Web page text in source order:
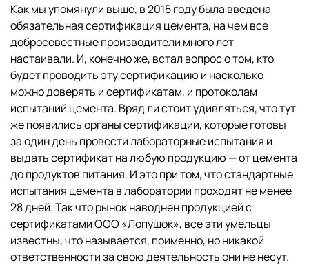
Как мы упомянули выше, в 2015 году была введена
обязательная сертификация цемента, на чем все
добросовестные производители много лет
настаивали. И, конечно же, встал вопрос о том, кто
будет проводить эту сертификацию и насколько
можно доверять и сертификатам, и протоколам
испытаний цемента. Вряд ли стоит удивляться, что тут
же появились органы сертификации, которые готовы
за один день провести лабораторные испытания и
выдать сертификат на любую продукцию — от цемента
до продуктов питания. И это при том, что стандартные
испытания цемента в лаборатории проходят не менее
28 дней. Так что рынок наводнен продукцией с
сертификатами ООО «Лопушок», все эти умельцы
известны, что называется, поименно, но никакой
ответственности за свою деятельность они не несут.